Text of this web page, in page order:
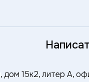
15к2, литер А,